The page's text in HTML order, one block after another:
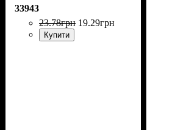
33943
23.78грн 19.29грн
Купити